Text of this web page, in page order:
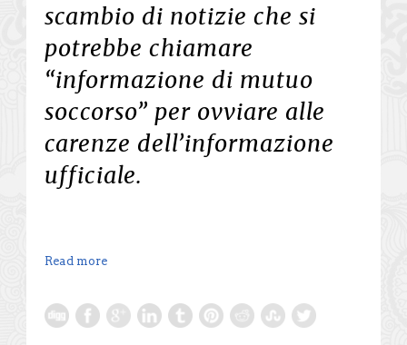
scambio di notizie che si
potrebbe chiamare
“informazione di mutuo
soccorso” per ovviare alle
carenze dell’informazione
ufficiale.
Read more